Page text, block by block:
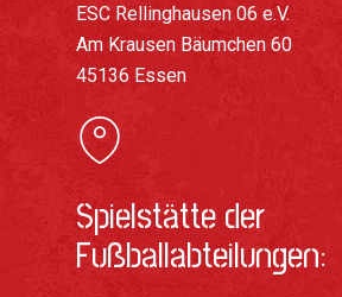
ESC Rellinghausen 06 e.V.
Am Krausen Bäumchen 60
45136 Essen
Spielstätte der
Fußballabteilungen: